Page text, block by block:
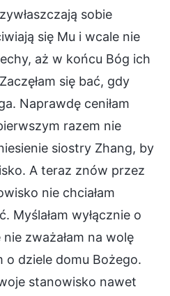
sobie
się Mu i wcale nie
aż w końcu Bóg ich
się bać, gdy
Naprawdę ceniłam
razem nie
siostry Zhang, by
A teraz znów przez
nie chciałam
Myślałam wyłącznie o
zważałam na wolę
o dziele domu Bożego.
stanowisko nawet